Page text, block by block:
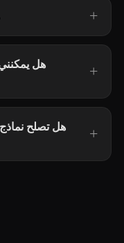
هل
هل تصلح نماذج